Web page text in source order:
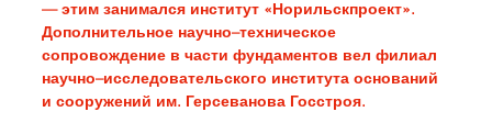
— этим занимался институт «Норильскпроект».
Дополнительное научно–техническое
сопровождение в части фундаментов вел филиал
научно–исследовательского института оснований
и сооружений им. Герсеванова Госстроя.